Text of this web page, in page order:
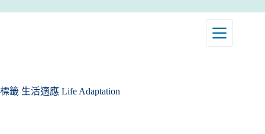
標籤 生活適應 Life Adaptation